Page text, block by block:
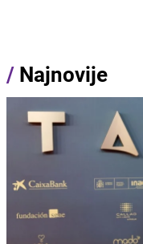
/ Najnovije